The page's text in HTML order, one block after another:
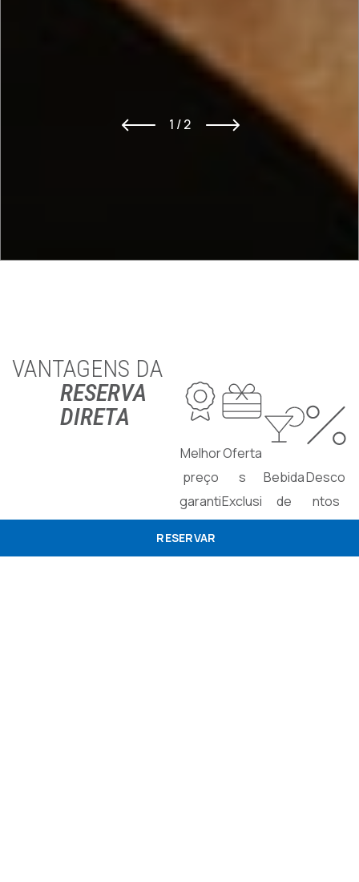
1 / 2
VANTAGENS DA
RESERVA
DIRETA
Melhor
preço
garanti
do
Oferta
s
Exclusi
vas
Bebida
de
boas-
Desco
ntos
nos
RESERVAR